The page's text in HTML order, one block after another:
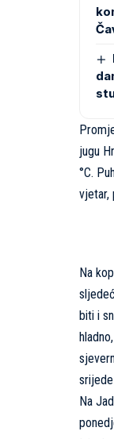
jugu
°C.
vjetar,
Na
biti i
Na